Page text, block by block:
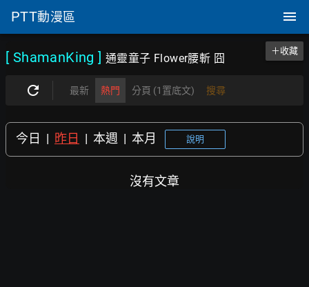
PTT動漫區
[ ShamanKing ]通靈童子 Flower腰斬 囧
＋收藏
最新 熱門 分頁 (1置底文) 搜尋
今日 | 昨日 | 本週 | 本月 說明
沒有文章